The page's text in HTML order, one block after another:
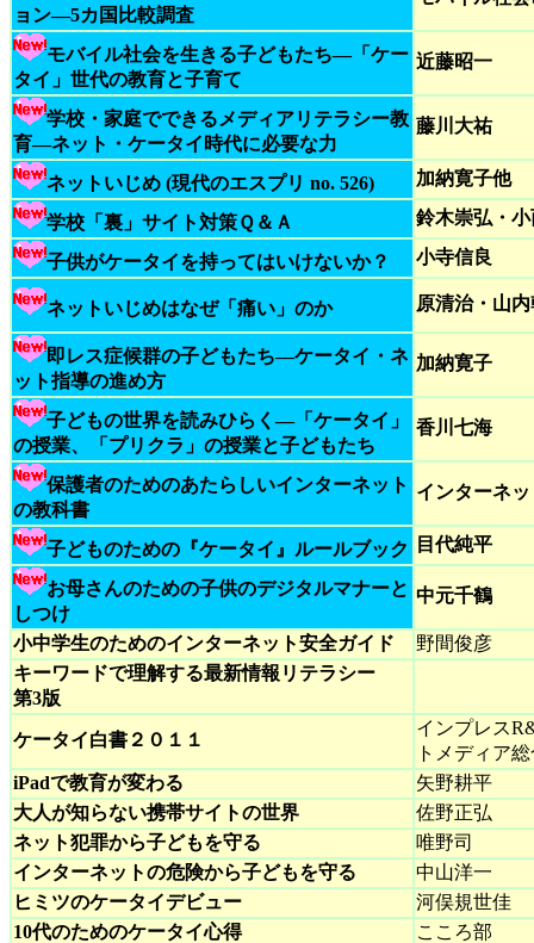
ョン―5カ国比較調査
モバイル社会を生きる子どもたち―「ケー
タイ」世代の教育と子育て
近藤昭一
学校・家庭でできるメディアリテラシー教
育―ネット・ケータイ時代に必要な力
藤川大祐
ネットいじめ (現代のエスプリ no. 526) 加納寛子他
学校「裏」サイト対策Ｑ＆Ａ 鈴木崇弘・
子供がケータイを持ってはいけないか？ 小寺信良
ネットいじめはなぜ「痛い」のか 原清治・山
即レス症候群の子どもたち―ケータイ・ネ
ット指導の進め方
加納寛子
子どもの世界を読みひらく―「ケータイ」
の授業、「プリクラ」の授業と子どもたち
香川七海
保護者のためのあたらしいインターネット
の教科書
インターネ
子どものための『ケータイ』ルールブック 目代純平
お母さんのための子供のデジタルマナーと
しつけ
中元千鶴
小中学生のためのインターネット安全ガイド
野間俊彦
キーワードで理解する最新情報リテラシー
第3版
ケータイ白書２０１１
インプレス
トメディア
iPadで教育が変わる
矢野耕平
大人が知らない携帯サイトの世界
佐野正弘
ネット犯罪から子どもを守る
唯野司
インターネットの危険から子どもを守る
中山洋一
ヒミツのケータイデビュー
河俣規世佳
10代のためのケータイ心得
こころ部